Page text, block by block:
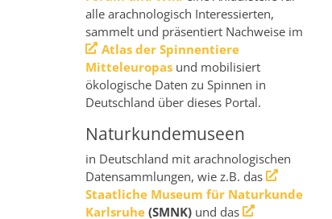
alle arachnologisch Interessierten,
sammelt und präsentiert Nachweise im
Atlas der Spinnentiere
Mitteleuropas und mobilisiert
ökologische Daten zu Spinnen in
Deutschland über dieses Portal.
Naturkundemuseen
in Deutschland mit arachnologischen
Datensammlungen, wie z.B. das
Staatliche Museum für Naturkunde
Karlsruhe (SMNK) und das